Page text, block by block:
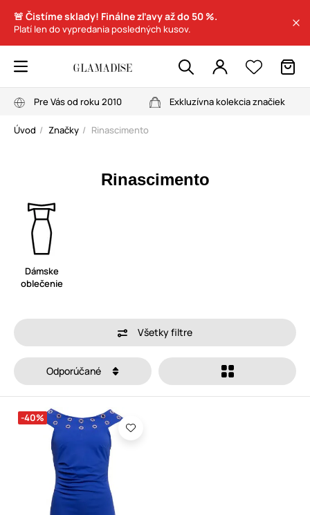
🚨 Čistíme sklady! Finálne zľavy až do 50 %.
Platí len do vypredania posledných kusov.
Pre Vás od roku 2010 Exkluzívna kolekcia značiek
Úvod Značky Rinascimento
Rinascimento
Dámske
oblečenie
Všetky filtre
Odporúčané
-40%